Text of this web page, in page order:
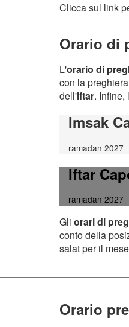
Clicca sul link
Orario di
L'orario di
con la
dell'iftar. Infine,
Imsak
ramadan 2027
Iftar
ramadan 2027
Gli orari di
conto della
salat per il
Orario